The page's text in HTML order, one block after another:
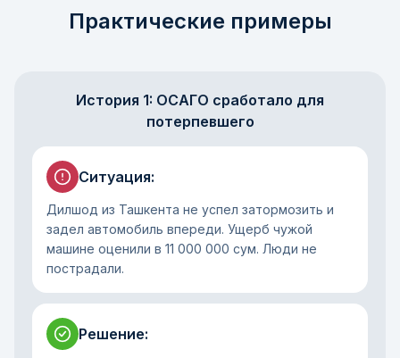
Практические примеры
История 1: ОСАГО сработало для
потерпевшего
Ситуация:
Дилшод из Ташкента не успел затормозить и
задел автомобиль впереди. Ущерб чужой
машине оценили в 11 000 000 сум. Люди не
пострадали.
Решение: